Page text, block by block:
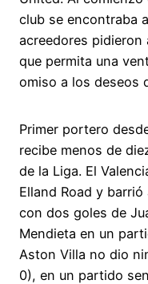
club se encontraba
acreedores pidieron
que permita una
omiso a los deseos
Primer portero
recibe menos de
de la Liga. El
Elland Road y
con dos goles de
Mendieta en un
Aston Villa no dio
0), en un partido